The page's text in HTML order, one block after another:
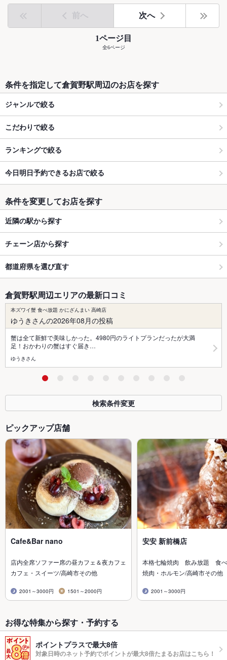
前へ 次へ
1ページ目
全6ページ
条件を指定して倉賀野駅周辺のお店を探す
ジャンルで絞る
こだわりで絞る
ランキングで絞る
今日明日予約できるお店で絞る
条件を変更してお店を探す
近隣の駅から探す
チェーン店から探す
都道府県を選び直す
倉賀野駅周辺エリアの最新口コミ
本ズワイ蟹 食べ放題 かにざんまい 高崎店
ゆうきさんの2026年08月の投稿
蟹は全て新鮮で美味しかった。4980円のライトプランだったが大満
足！おかわりの蟹はすぐ届き…
ゆうきさん
検索条件変更
ピックアップ店舗
Cafe&Bar nano
店内全席ソファー席の昼カフェ＆夜カフェ
カフェ・スイーツ/高崎市その他
2001～3000円 1501～2000円
安安 新前橋店
本格七輪焼肉 飲み放題 食
焼肉・ホルモン/高崎市その他
2001～3000円
お得な特集から探す・予約する
ポイントプラスで最大8倍
対象日時のネット予約でポイントが最大8倍たまるお店はこちら！